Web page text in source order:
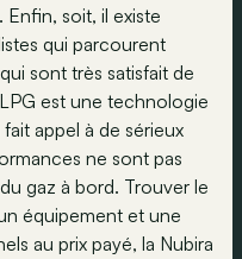
soit, il existe
qui parcourent
sont très satisfait de
est une technologie
appel à de sérieux
ne sont pas
gaz à bord. Trouver le
équipement et une
au prix payé, la Nubira